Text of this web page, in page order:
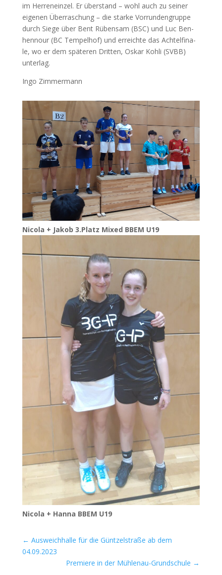
im Her­ren­ein­zel. Er über­stand – wohl auch zu sei­ner
eige­nen Über­ra­schung – die star­ke Vor­run­den­grup­pe
durch Sie­ge über Bent Rüben­sam (BSC) und Luc Ben­
hen­nour (BC Tem­pel­hof) und erreich­te das Ach­tel­fi­na­
le, wo er dem spä­te­ren Drit­ten, Oskar Koh­li (SVBB)
unterlag.
Ingo Zim­mer­mann
Nico­la + Jakob 3.Platz Mixed BBEM U19
Nico­la + Han­na BBEM U19
← Ausweichhalle für die Güntzelstraße ab dem
04.09.2023
Premiere in der Mühlenau-Grundschule →